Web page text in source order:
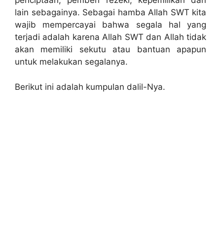
lain sebagainya. Sebagai hamba Allah SWT kita
wajib mempercayai bahwa segala hal yang
terjadi adalah karena Allah SWT dan Allah tidak
akan memiliki sekutu atau bantuan apapun
untuk melakukan segalanya.
Berikut ini adalah kumpulan dalil-Nya.